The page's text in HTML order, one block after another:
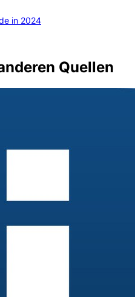
in 2024
Quellen